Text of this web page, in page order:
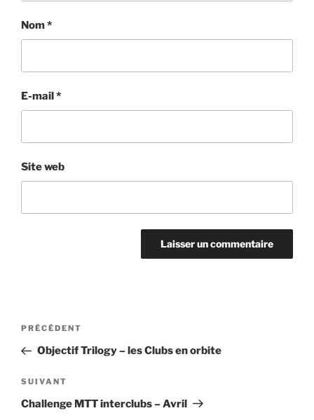
Nom*
E-mail*
Site web
Navigation
l’article
Article
précédent
PRÉCÉDENT
Objectif Trilogy – les Clubs en orbite
Article
suivant
SUIVANT
Challenge MTT interclubs – Avril